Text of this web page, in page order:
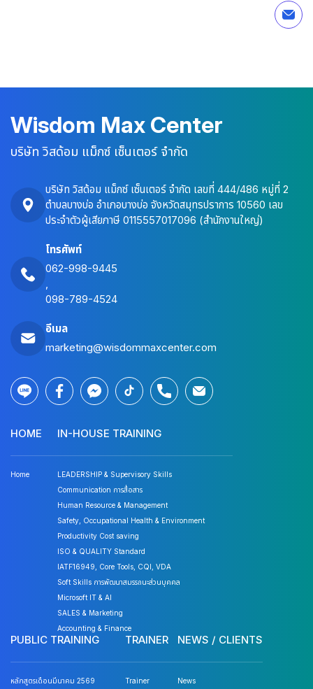
Wisdom Max Center
บริษัท วิสด้อม แม็กซ์ เซ็นเตอร์ จำกัด
บริษัท วิสด้อม แม็กซ์ เซ็นเตอร์ จำกัด เลขที่ 444/486 หมู่ที่ 2
ตำบลบางบ่อ อำเภอบางบ่อ จังหวัดสมุทรปราการ 10560 เลข
ประจำตัวผู้เสียภาษี 0115557017096 (สำนักงานใหญ่)
โทรศัพท์
062-998-9445
098-789-4524
อีเมล
marketing@wisdommaxcenter.com
HOME
Home
IN-HOUSE TRAINING
LEADERSHIP & Supervisory Skills
Communication การสื่อสาร
Human Resource & Management
Safety, Occupational Health & Environment
Productivity Cost saving
ISO & QUALITY Standard
IATF16949, Core Tools, CQI, VDA
Soft Skills การพัฒนาสมรรถนะส่วนบุคคล
Microsoft IT & AI
SALES & Marketing
Accounting & Finance
PUBLIC TRAINING
หลักสูตรเดือนมีนาคม 2569
TRAINER
Trainer
NEWS / CLIENTS
News